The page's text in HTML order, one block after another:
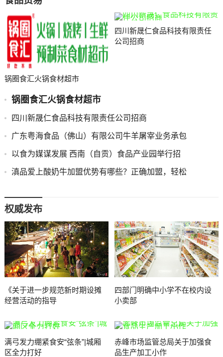
锅圈食汇火锅食材超市
四川新晟仁食品科技有限责任
公司招商
锅圈食汇火锅食材超市
四川新晟仁食品科技有限责任公司招商
广东粤海食品（佛山）有限公司牛羊屠宰业务承包
以食为媒谋发展 西南（自贡）食品产业园举行招
滇品爱上酸奶牛加盟优势有哪些？正确加盟，轻松
权威发布
《关于进一步规范新时期设摊
经营活动的指导
四部门明确中小学不在校内设
小卖部
满弓发力绷紧食安“弦条”|城厢
区全力打好
赤峰市场监管总局关于加强食
品生产加工小作